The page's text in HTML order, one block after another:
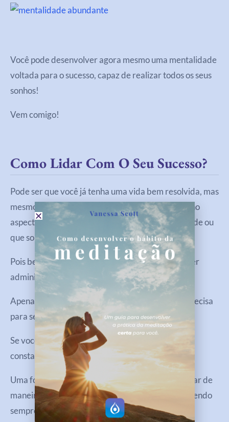
Você pode desenvolver agora mesmo uma mentalidade
voltada para o sucesso, capaz de realizar todos os seus
sonhos!
Vem comigo!
Como Lidar Com O Seu Sucesso?
Pode ser que você já tenha uma vida bem resolvida, mas
mesmo assim, continua manifestando a escassez no
aspecto financeiro. Parece que o dinheiro não rende ou
que some assim que chega.
Pois bem, parte de ter uma vida abundante é saber
administrar os seus recursos.
Apenas ter uma alta renda não é tudo que você precisa
para ser rico e abundante.
Se você gastar mais do que ganha sempre, estará
constantemente vivendo na escassez. Concorda?
Uma forma de lidar com isso é se esforçar para usar de
maneira adequada sua receita, investindo e mantendo
sempre um olho nos seus objetivos.